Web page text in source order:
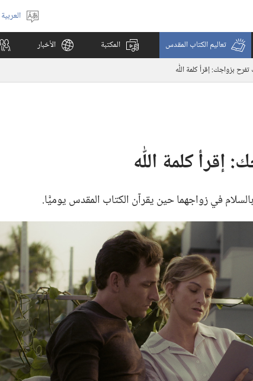
اختر
اللغة
العربية
تعاليم الكتاب المقدس المكتبة الأخبار
بزواجك:‏ إقرأ كلمة اللّٰه
إقرأ كلمة اللّٰه
في زواجهما حين يقرآن الكتاب المقدس يوميًّا.‏